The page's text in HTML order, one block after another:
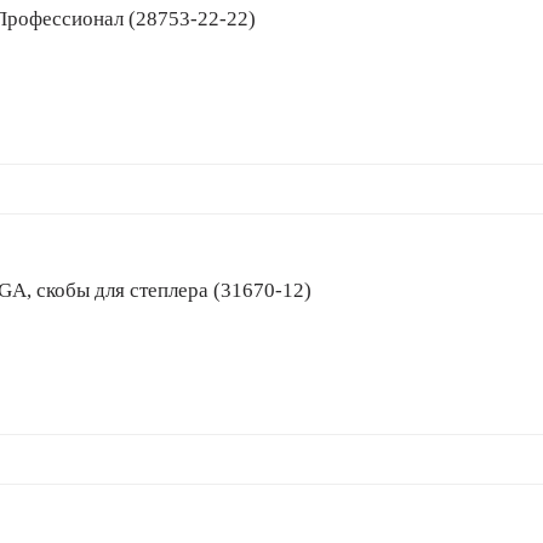
Профессионал (28753-22-22)
23GA, скобы для степлера (31670-12)